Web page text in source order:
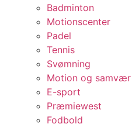
Badminton
Motionscenter
Padel
Tennis
Svømning
Motion og samvær
E-sport
Præmiewest
Fodbold